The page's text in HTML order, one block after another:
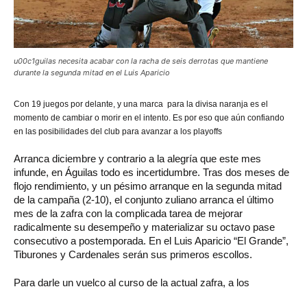
u00c1guilas necesita acabar con la racha de seis derrotas que mantiene
durante la segunda mitad en el Luis Aparicio
Con 19 juegos por delante, y una marca para la divisa naranja es el
momento de cambiar o morir en el intento. Es por eso que aún confiando
en las posibilidades del club para avanzar a los playoffs
Arranca diciembre y contrario a la alegría que este mes
infunde, en Águilas todo es incertidumbre. Tras dos meses de
flojo rendimiento, y un pésimo arranque en la segunda mitad
de la campaña (2-10), el conjunto zuliano arranca el último
mes de la zafra con la complicada tarea de mejorar
radicalmente su desempeño y materializar su octavo pase
consecutivo a postemporada. En el Luis Aparicio “El Grande”,
Tiburones y Cardenales serán sus primeros escollos.
Para darle un vuelco al curso de la actual zafra, a los